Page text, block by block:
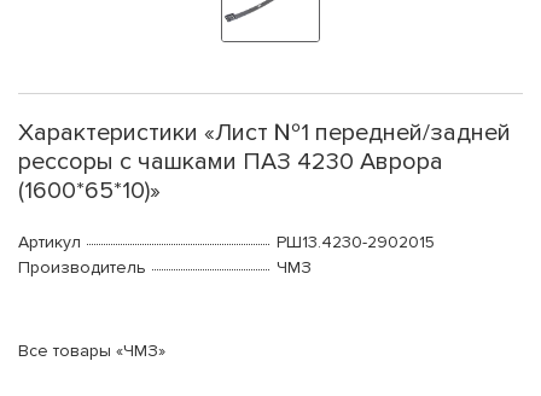
Характеристики «Лист №1 передней/задней
рессоры с чашками ПАЗ 4230 Аврора
(1600*65*10)»
Артикул
РШ13.4230-2902015
Производитель
ЧМЗ
Все товары «ЧМЗ»